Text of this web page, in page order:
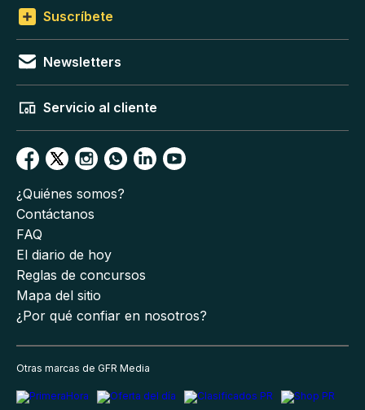
Suscríbete
Newsletters
Servicio al cliente
¿Quiénes somos?
Contáctanos
FAQ
El diario de hoy
Reglas de concursos
Mapa del sitio
¿Por qué confiar en nosotros?
Otras marcas de GFR Media